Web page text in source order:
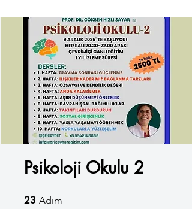
Psikoloji Okulu 2
23 Adım